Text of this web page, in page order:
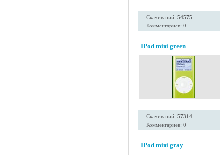
Скачиваний: 54575
Комментариев: 0
IPod mini green
Скачиваний: 57314
Комментариев: 0
IPod mini gray